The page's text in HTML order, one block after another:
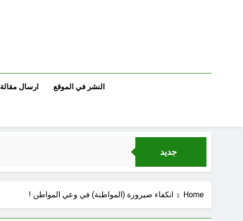
النشر في الموقع ارسال مقالة
جديد
مجلس حسيني (دواعي نصب مآتم العزاء الحسيني)
Home انكفاء صيرورة (المواطنة) في وعي المواطن !